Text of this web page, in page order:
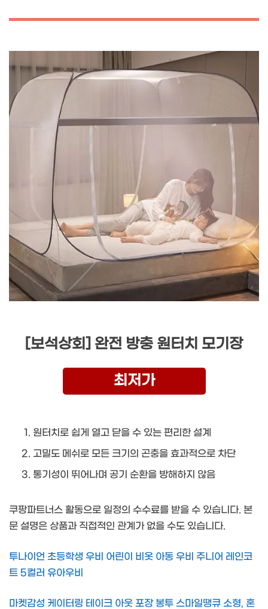
[보석상회] 완전 방충 원터치 모기장
최저가
원터치로 쉽게 열고 닫을 수 있는 편리한 설계
고밀도 메쉬로 모든 크기의 곤충을 효과적으로 차단
통기성이 뛰어나며 공기 순환을 방해하지 않음
쿠팡파트너스 활동으로 일정의 수수료를 받을 수 있습니다. 본
문 설명은 상품과 직접적인 관계가 없을 수도 있습니다.
투나이언 초등학생 우비 어린이 비옷 아동 우비 주니어 레인코
트 5컬러 유아우비
마켓감성 케이터링 테이크 아웃 포장 봉투 스마일땡큐 소형, 혼